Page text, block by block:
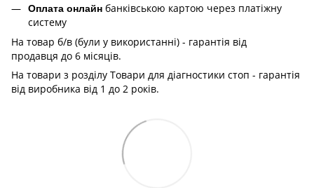
Оплата онлайн банківською картою через платіжну
систему
На товар б/в (були у використанні) - гарантія від
продавця до 6 місяців.
На товари з розділу Товари для діагностики стоп - гарантія
від виробника від 1 до 2 років.